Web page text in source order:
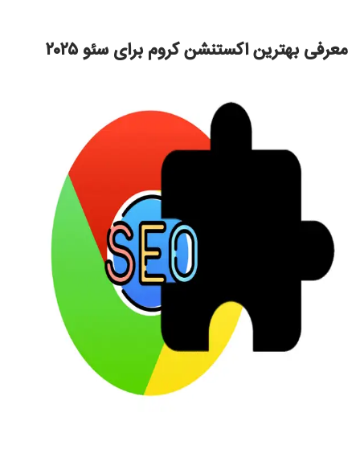
معرفی بهترین اکستنشن کروم برای سئو ۲۰۲۵